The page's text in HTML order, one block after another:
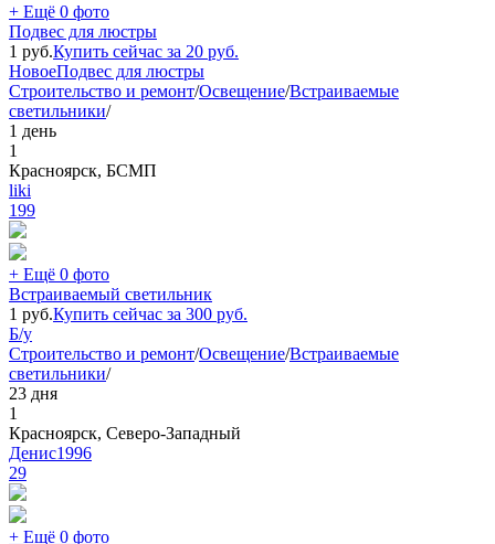
+ Ещё 0 фото
Подвес для люстры
1 руб.Купить сейчас за 20 руб.
НовоеПодвес для люстры
Строительство и ремонт/Освещение/Встраиваемые
светильники/
1 день
1
Красноярск, БСМП
liki
199
+ Ещё 0 фото
Встраиваемый светильник
1 руб.Купить сейчас за 300 руб.
Б/у
Строительство и ремонт/Освещение/Встраиваемые
светильники/
23 дня
1
Красноярск, Северо-Западный
Денис1996
29
+ Ещё 0 фото